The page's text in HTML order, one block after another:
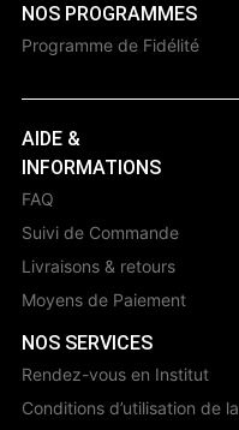
NOS PROGRAMMES
Programme de Fidélité
AIDE &
INFORMATIONS
FAQ
Suivi de Commande
Livraisons & retours
Moyens de Paiement
NOS SERVICES
Rendez-vous en Institut
Conditions d’utilisation de la